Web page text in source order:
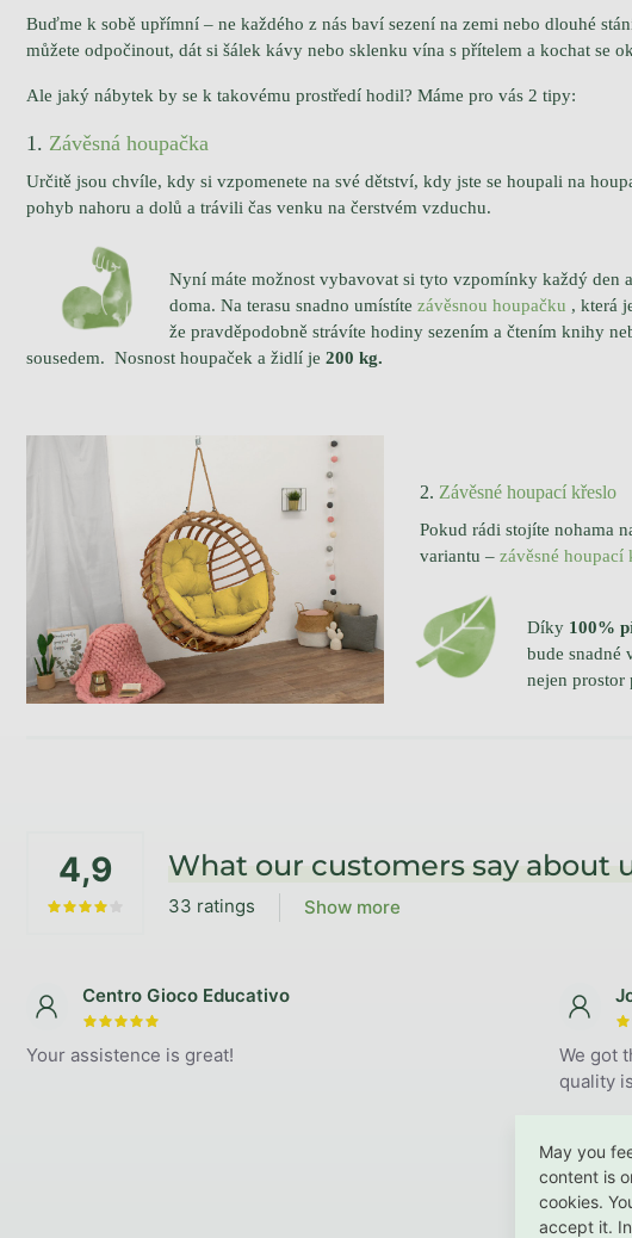
May you
content is
cookies.
accept it.
Buďme k sobě upřímní – ne každého z nás baví sezení na zemi nebo dlouhé
můžete odpočinout, dát si šálek kávy nebo sklenku vína s přítelem a kochat se
Ale jaký nábytek by se k takovému prostředí hodil? Máme pro vás 2 tipy:
1. Závěsná houpačka
Určitě jsou chvíle, kdy si vzpomenete na své dětství, kdy jste se houpali na
pohyb nahoru a dolů a trávili čas venku na čerstvém vzduchu.
Nyní máte možnost vybavovat si tyto vzpomínky každý den
doma. Na terasu snadno umístíte závěsnou houpačku , která
že pravděpodobně strávíte hodiny sezením a čtením knihy
sousedem. Nosnost houpaček a židlí je 200 kg.
2. Závěsné houpací křeslo
Pokud rádi stojíte nohama
variantu – závěsné houpací
Díky 100%
bude snadné
nejen prostor
4,9
The average store rating is 4,9 out of 5 stars.
What our customers say about
33 ratings Show more
Centro Gioco Educativo
The store rating is 5 out of 5 stars.
Your assistence is great!
We got
quality